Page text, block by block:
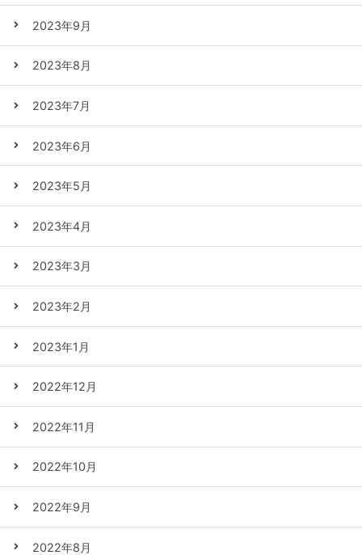
2023年9月
2023年8月
2023年7月
2023年6月
2023年5月
2023年4月
2023年3月
2023年2月
2023年1月
2022年12月
2022年11月
2022年10月
2022年9月
2022年8月